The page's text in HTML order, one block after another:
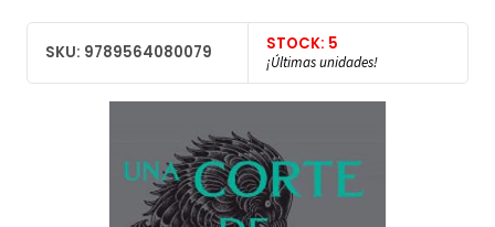
SKU: 9789564080079 STOCK: 5
¡Últimas unidades!